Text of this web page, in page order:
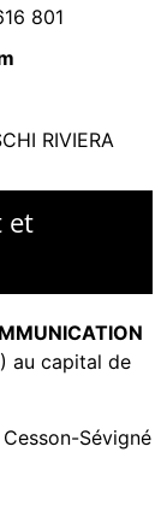
801
RIVIERA
et
au capital de
Sévigné